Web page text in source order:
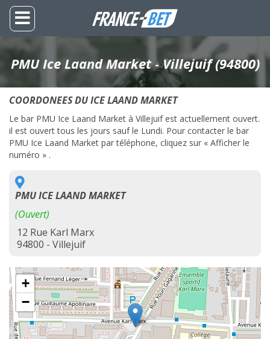
PMU Ice Laand Market - Villejuif (94800)
COORDONEES DU ICE LAAND MARKET
Le bar PMU Ice Laand Market à Villejuif est actuellement ouvert.
il est ouvert tous les jours sauf le Lundi. Pour contacter le bar
PMU Ice Laand Market par téléphone, cliquez sur « Afficher le
numéro » .
PMU ICE LAAND MARKET
(Ouvert)
12 Rue Karl Marx
94800 - Villejuif
+
−